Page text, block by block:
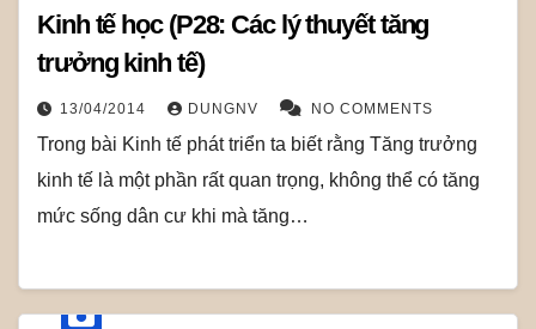
Kinh tế học (P28: Các lý thuyết tăng
trưởng kinh tế)
13/04/2014 DUNGNV NO COMMENTS
Trong bài Kinh tế phát triển ta biết rằng Tăng trưởng
kinh tế là một phần rất quan trọng, không thể có tăng
mức sống dân cư khi mà tăng…